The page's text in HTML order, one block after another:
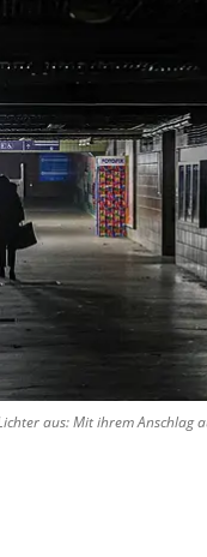
aus: Mit ihrem